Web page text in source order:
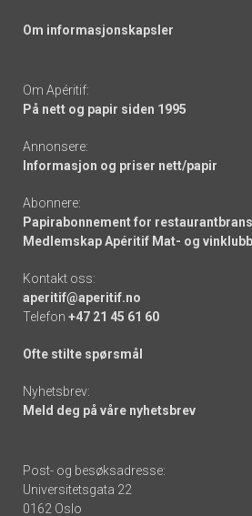
Om informasjonskapsler
Om Apéritif:
På nett og papir siden 1995
Annonsere:
Informasjon og priser nett/papir
Abonnere:
Papirabonnement for
Medlemskap Apéritif Mat- og vinklubb
Kontakt oss:
aperitif@aperitif.no
Telefon +47 21 45 61 60
Ofte stilte spørsmål
Nyhetsbrev:
Meld deg på våre nyhetsbrev
Post- og besøksadresse:
Universitetsgata 22
0162 Oslo